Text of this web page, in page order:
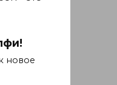
новое